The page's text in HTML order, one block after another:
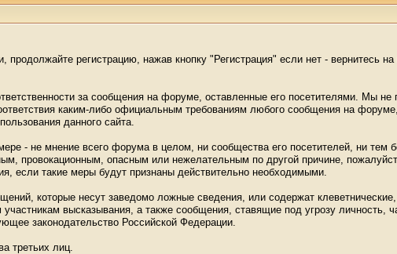
регистрацию, нажав кнопку "Регистрация" если нет - вернитесь
за сообщения на форуме, оставленные его посетителями. Мы
каким-либо официальным требованиям любого сообщения на
данного сайта.
- не мнение всего форума в целом, ни сообщества его посетителей, ни тем
провокационным, опасным или нежелательным по другой причине,
если такие меры будут признаны действительно необходимыми.
которые несут заведомо ложные сведения, или содержат
высказывания, а также сообщения, ставящие под угрозу личность,
законодательство Российской Федерации.
третьих лиц.